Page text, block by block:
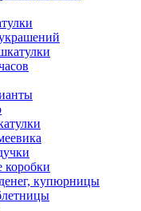
коробки
купюрницы